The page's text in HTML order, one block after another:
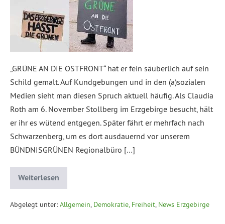
„GRÜNE AN DIE OSTFRONT“ hat er fein säuberlich auf sein
Schild gemalt. Auf Kundgebungen und in den (a)sozialen
Medien sieht man diesen Spruch aktuell häufig. Als Claudia
Roth am 6. November Stollberg im Erzgebirge besucht, hält
er ihr es wütend entgegen. Später fährt er mehrfach nach
Schwarzenberg, um es dort ausdauernd vor unserem
BÜNDNISGRÜNEN Regionalbüro […]
Weiterlesen
Abgelegt unter: Allgemein, Demokratie, Freiheit, News Erzgebirge